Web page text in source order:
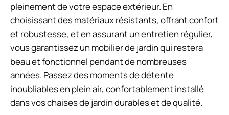
pleinement de votre espace extérieur. En
choisissant des matériaux résistants, offrant confort
et robustesse, et en assurant un entretien régulier,
vous garantissez un mobilier de jardin qui restera
beau et fonctionnel pendant de nombreuses
années. Passez des moments de détente
inoubliables en plein air, confortablement installé
dans vos chaises de jardin durables et de qualité.